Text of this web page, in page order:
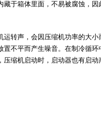
于箱体里面，不易被腐蚀，因
转声，会因压缩机功率的大
不平而产生噪音。在制冷循
缩机启动时，启动器也有启